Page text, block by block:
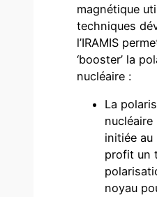
magnétique
techniques
l’IRAMIS
‘booster’ la
nucléaire :
La
nucléaire
initiée au
profit un
noyau